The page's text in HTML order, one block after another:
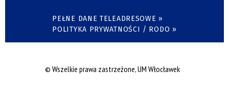
PEŁNE DANE TELEADRESOWE »
POLITYKA PRYWATNOŚCI / RODO »
© Wszelkie prawa zastrzeżone, UM Włocławek